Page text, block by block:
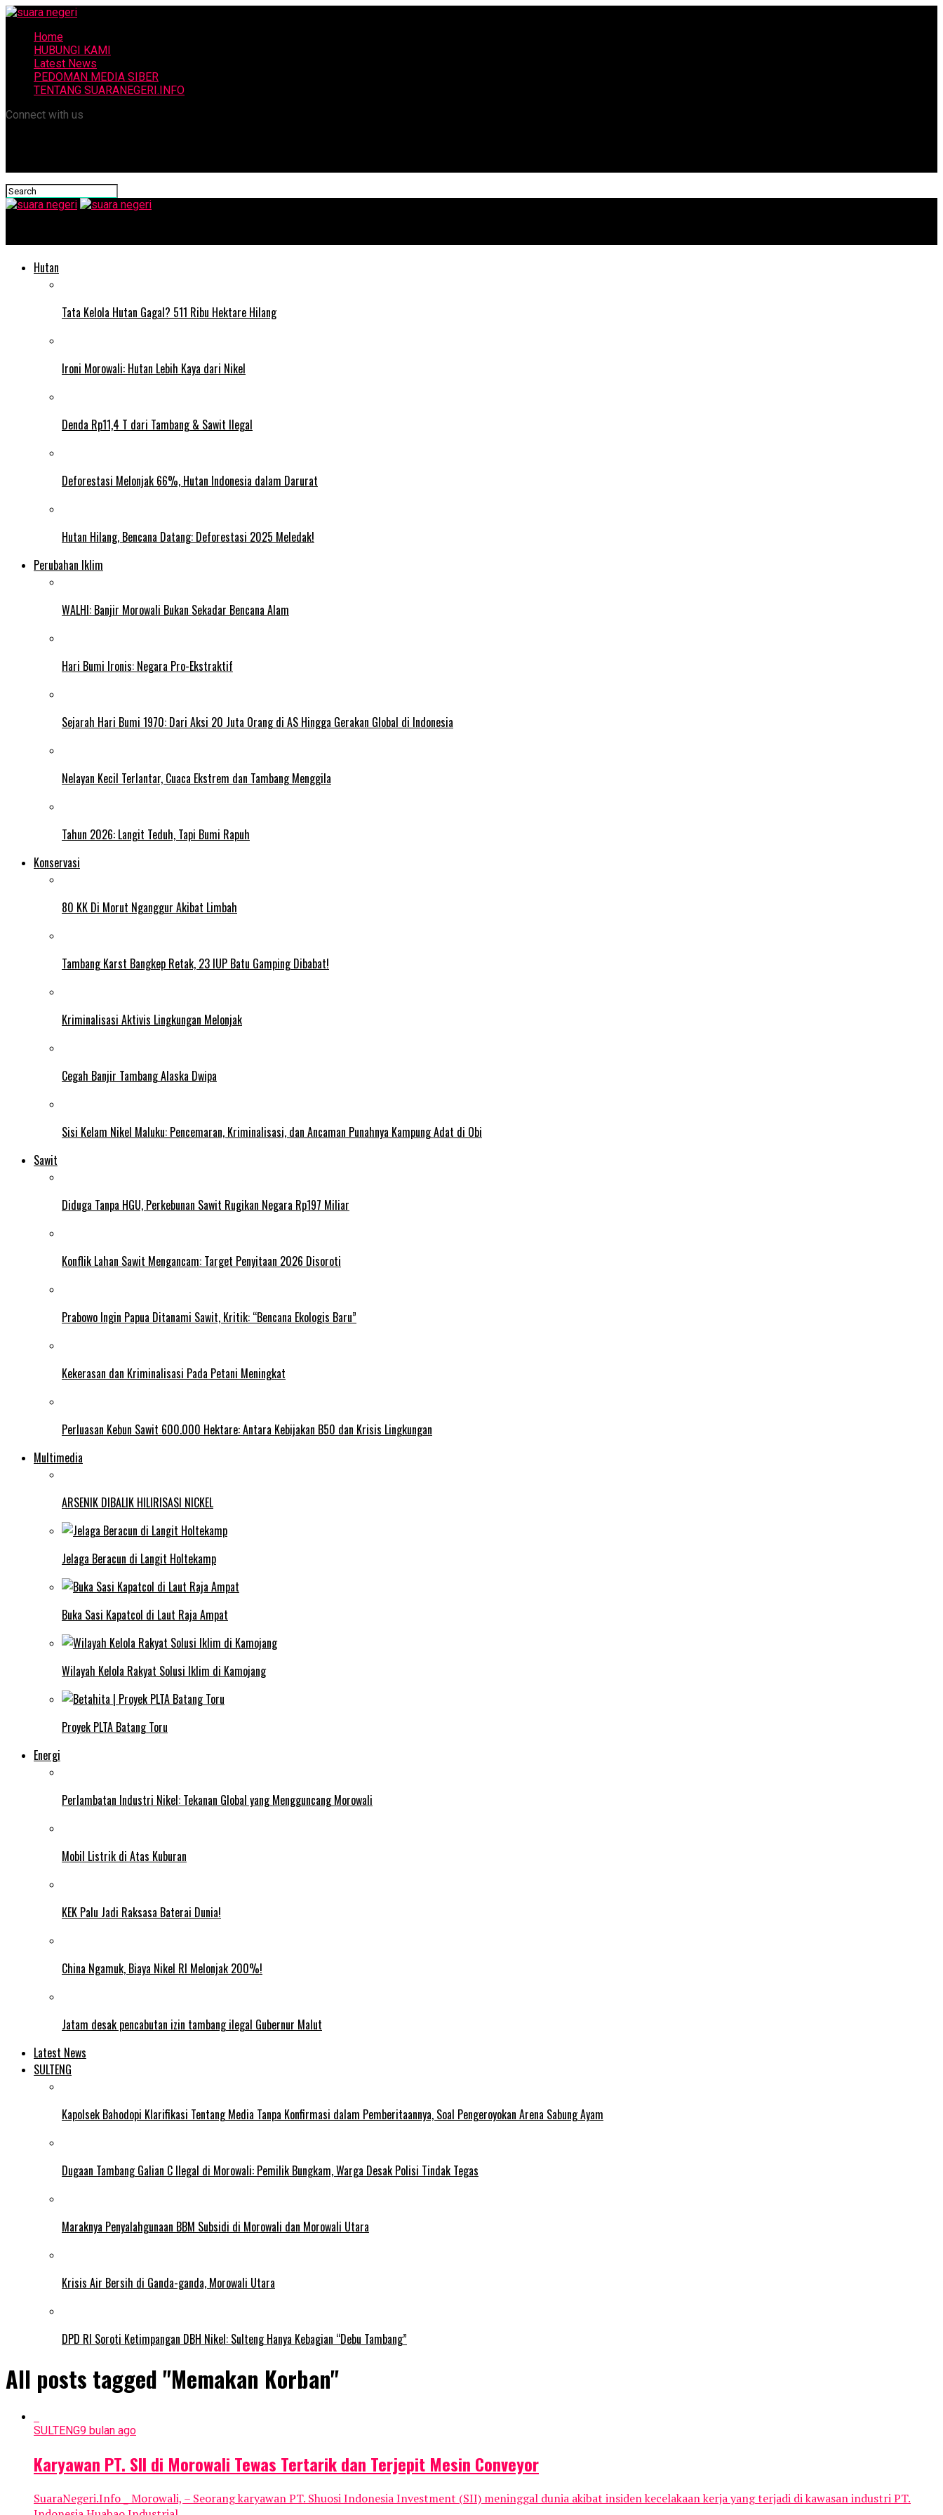
Home
HUBUNGI KAMI
Latest News
PEDOMAN MEDIA SIBER
TENTANG SUARANEGERI.INFO
Connect with us
Hutan
Tata Kelola Hutan Gagal? 511 Ribu Hektare Hilang
Ironi Morowali: Hutan Lebih Kaya dari Nikel
Denda Rp11,4 T dari Tambang & Sawit Ilegal
Deforestasi Melonjak 66%, Hutan Indonesia dalam Darurat
Hutan Hilang, Bencana Datang: Deforestasi 2025 Meledak!
Perubahan Iklim
WALHI: Banjir Morowali Bukan Sekadar Bencana Alam
Hari Bumi Ironis: Negara Pro-Ekstraktif
Sejarah Hari Bumi 1970: Dari Aksi 20 Juta Orang di AS Hingga Gerakan Global di Indonesia
Nelayan Kecil Terlantar, Cuaca Ekstrem dan Tambang Menggila
Tahun 2026: Langit Teduh, Tapi Bumi Rapuh
Konservasi
80 KK Di Morut Nganggur Akibat Limbah
Tambang Karst Bangkep Retak, 23 IUP Batu Gamping Dibabat!
Kriminalisasi Aktivis Lingkungan Melonjak
Cegah Banjir Tambang Alaska Dwipa
Sisi Kelam Nikel Maluku: Pencemaran, Kriminalisasi, dan Ancaman Punahnya Kampung Adat di Obi
Sawit
Diduga Tanpa HGU, Perkebunan Sawit Rugikan Negara Rp197 Miliar
Konflik Lahan Sawit Mengancam: Target Penyitaan 2026 Disoroti
Prabowo Ingin Papua Ditanami Sawit, Kritik: “Bencana Ekologis Baru”
Kekerasan dan Kriminalisasi Pada Petani Meningkat
Perluasan Kebun Sawit 600.000 Hektare: Antara Kebijakan B50 dan Krisis Lingkungan
Multimedia
ARSENIK DIBALIK HILIRISASI NICKEL
Jelaga Beracun di Langit Holtekamp
Buka Sasi Kapatcol di Laut Raja Ampat
Wilayah Kelola Rakyat Solusi Iklim di Kamojang
Proyek PLTA Batang Toru
Energi
Perlambatan Industri Nikel: Tekanan Global yang Mengguncang Morowali
Mobil Listrik di Atas Kuburan
KEK Palu Jadi Raksasa Baterai Dunia!
China Ngamuk, Biaya Nikel RI Melonjak 200%!
Jatam desak pencabutan izin tambang ilegal Gubernur Malut
Latest News
SULTENG
Kapolsek Bahodopi Klarifikasi Tentang Media Tanpa Konfirmasi dalam Pemberitaannya, Soal Pengeroyokan Arena Sabung Ayam
Dugaan Tambang Galian C Ilegal di Morowali: Pemilik Bungkam, Warga Desak Polisi Tindak Tegas
Maraknya Penyalahgunaan BBM Subsidi di Morowali dan Morowali Utara
Krisis Air Bersih di Ganda-ganda, Morowali Utara
DPD RI Soroti Ketimpangan DBH Nikel: Sulteng Hanya Kebagian “Debu Tambang”
All posts tagged "Memakan Korban"
SULTENG9 bulan ago
Karyawan PT. SII di Morowali Tewas Tertarik dan Terjepit Mesin Conveyor
SuaraNegeri.Info _ Morowali, – Seorang karyawan PT. Shuosi Indonesia Investment (SII) meninggal dunia akibat insiden kecelakaan kerja yang terjadi di kawasan industri PT.